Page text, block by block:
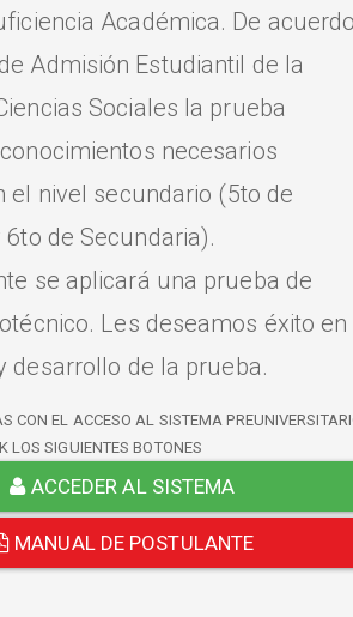
Académica. De
Admisión Estudiantil de la
Sociales la prueba
necesarios
el nivel secundario (5to de
de Secundaria).
se aplicará una prueba de
Les deseamos éxito en
desarrollo de la prueba.
CON EL ACCESO AL SISTEMA
LOS SIGUIENTES BOTONES
ACCEDER AL SISTEMA
MANUAL DE POSTULANTE